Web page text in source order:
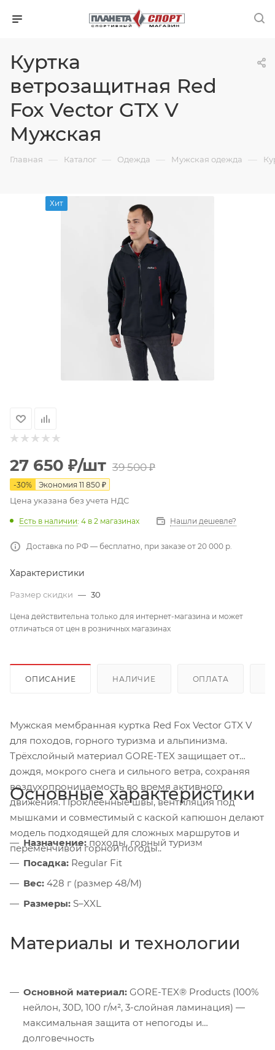
Куртка
ветрозащитная Red
Fox Vector GTX V
Мужская
Главная — Каталог — Одежда — Мужская одежда —
Хит
27 650 ₽/шт 39 500₽
-30% Экономия 11 850 ₽
Цена указана без учета НДС
Есть в наличии: 4 в 2 магазинах Нашли дешевле?
Доставка по РФ — бесплатно, при заказе от 20 000 р.
Характеристики
Размер скидки — 30
Цена действительна только для интернет-магазина и может
отличаться от цен в розничных магазинах
ОПИСАНИЕ НАЛИЧИЕ ОПЛАТА
Мужская мембранная куртка Red Fox Vector GTX V
для походов, горного туризма и альпинизма.
Трёхслойный материал GORE-TEX защищает от
дождя, мокрого снега и сильного ветра, сохраняя
воздухопроницаемость во время активного
движения. Проклеенные швы, вентиляция под
мышками и совместимый с каской капюшон делают
модель подходящей для сложных маршрутов и
переменчивой горной погоды..
Основные характеристики
Назначение: походы, горный туризм
Посадка: Regular Fit
Вес: 428 г (размер 48/M)
Размеры: S–XXL
Материалы и технологии
Основной материал: GORE-TEX® Products (100%
нейлон, 30D, 100 г/м², 3-слойная ламинация) —
максимальная защита от непогоды и
долговечность